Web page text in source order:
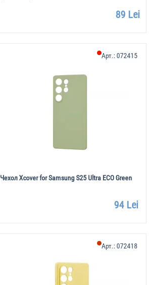
89 Lei
Чехол Xcover for Samsung S25 Ultra ECO Green
Арт.:072415
94 Lei
Арт.:072418